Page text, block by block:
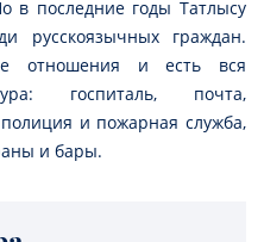
в последние годы Татлысу
русскоязычных граждан.
отношения и есть вся
госпиталь, почта,
и пожарная служба,
и бары.